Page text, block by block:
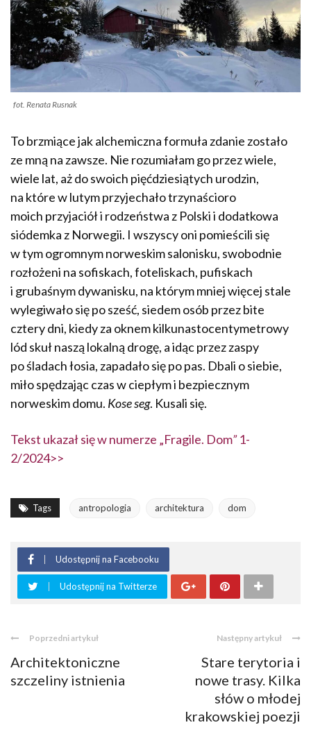
fot. Renata Rusnak
To brzmiące jak alchemiczna formuła zdanie zostało
ze mną na zawsze. Nie rozumiałam go przez wiele,
wiele lat, aż do swoich pięćdziesiątych urodzin,
na które w lutym przyjechało trzynaścioro
moich przyjaciół i rodzeństwa z Polski i dodatkowa
siódemka z Norwegii. I wszyscy oni pomieścili się
w tym ogromnym norweskim salonisku, swobodnie
rozłożeni na sofiskach, foteliskach, pufiskach
i grubaśnym dywanisku, na którym mniej więcej stale
wylegiwało się po sześć, siedem osób przez bite
cztery dni, kiedy za oknem kilkunastocentymetrowy
lód skuł naszą lokalną drogę, a idąc przez zaspy
po śladach łosia, zapadało się po pas. Dbali o siebie,
miło spędzając czas w ciepłym i bezpiecznym
norweskim domu. Kose seg. Kusali się.
Tekst ukazał się w numerze „Fragile. Dom”1-
2/2024>>
Tags antropologia architektura dom
Udostępnij na Facebooku
Udostępnij na Twitterze
Poprzedni artykuł
Architektoniczne
szczeliny istnienia
Następny artykuł
Stare terytoria i
nowe trasy. Kilka
słów o młodej
krakowskiej poezji